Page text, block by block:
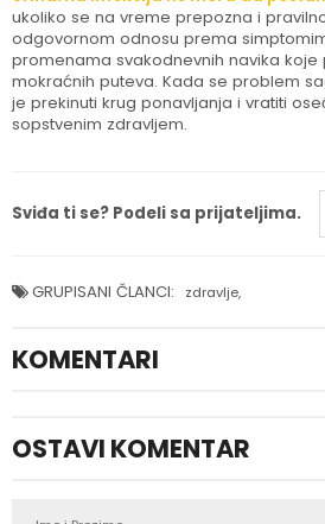
ukoliko se na vreme prepozna i
odgovornom odnosu prema
promenama svakodnevnih navika koje
mokraćnih puteva. Kada se problem
je prekinuti krug ponavljanja i vratiti
sopstvenim zdravljem.
Sviđa ti se? Podeli sa prijateljima.
GRUPISANI ČLANCI: zdravlje,
KOMENTARI
OSTAVI KOMENTAR